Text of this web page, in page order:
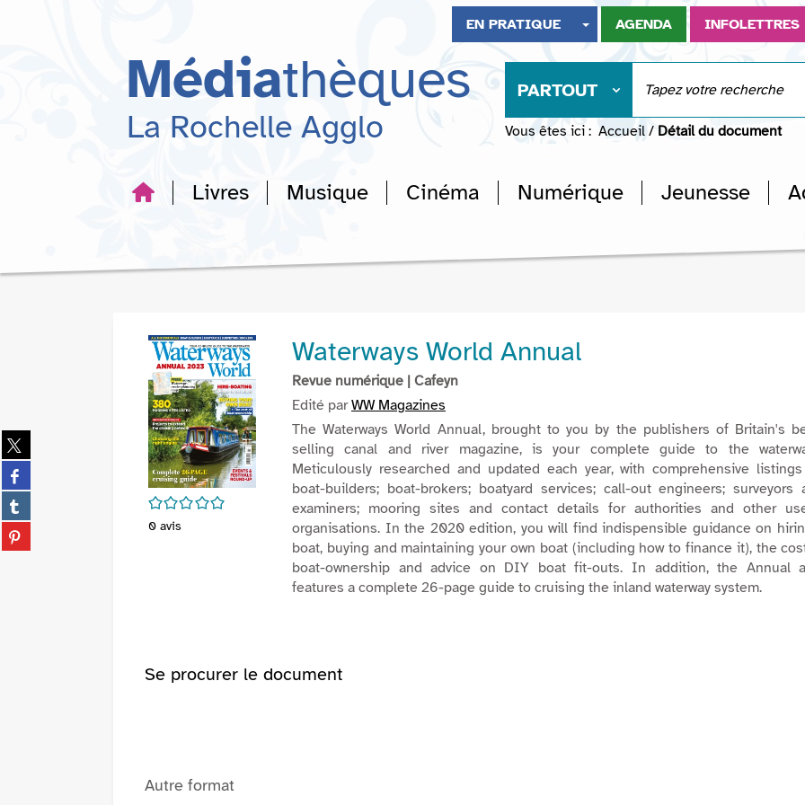
recherche
EN PRATIQUE AGENDA INFOLETTRES
Médiathèques
La Rochelle Agglo
PARTOUT
Vous êtes ici : Accueil / Détail du document
Livres Musique Cinéma Numérique Jeunesse
Partager
sur
twitter
(Nouvelle
fenêtre)
Partager
sur
facebook
(Nouvelle
fenêtre)
Partager
sur
tumblr
Partager
sur
/5
0 avis
Waterways World Annual
Revue numérique | Cafeyn
Edité parWW Magazines
The Waterways World Annual, brought to you by the publishers of Britain's
selling canal and river magazine, is your complete guide to the
Meticulously researched and updated each year, with comprehensive
boat-builders; boat-brokers; boatyard services; call-out engineers; surveyors
examiners; mooring sites and contact details for authorities and other
organisations. In the 2020 edition, you will find indispensible guidance on
boat, buying and maintaining your own boat (including how to finance it), the
boat-ownership and advice on DIY boat fit-outs. In addition, the Annual
features a complete 26-page guide to cruising the inland waterway system.
Se procurer le document
Autre format